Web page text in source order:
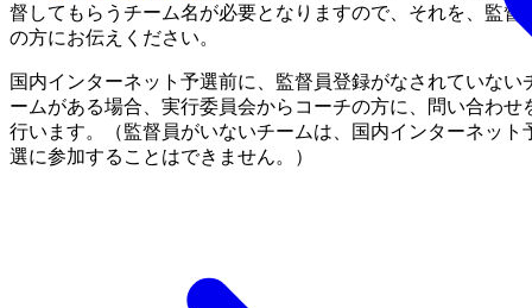
督してもらうチーム名が必要となりますので、それを、監督
の方にお伝えください。
国内インターネット予選前に、監督員登録がなされていない
ームがある場合、実行委員会からコーチの方に、問い合わせ
行います。（監督員がいないチームは、国内インターネット
選に参加することはできません。）